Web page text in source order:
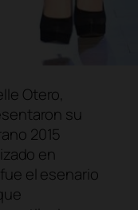
Otero,
su
2015
en
el esenario